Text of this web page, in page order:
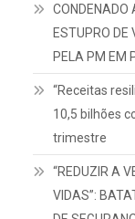
CONDENADO
ESTUPRO DE
PELA PM EM
“Receitas
10,5 bilhões
trimestre
“REDUZIR A
VIDAS”: